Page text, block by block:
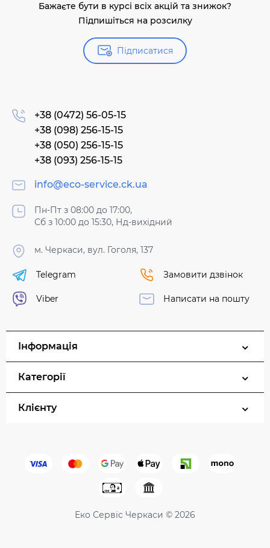
Бажаєте бути в курсі всіх акцій та знижок?
Підпишіться на розсилку
Підписатися
+38 (0472) 56-05-15
+38 (098) 256-15-15
+38 (050) 256-15-15
+38 (093) 256-15-15
info@eco-service.ck.ua
Пн-Пт з 08:00 до 17:00,
Сб з 10:00 до 15:30, Нд-вихідний
м. Черкаси, вул. Гоголя, 137
Telegram
Viber
Замовити дзвінок
Написати на пошту
Інформація
Категорії
Клієнту
Еко Сервіс Черкаси © 2026